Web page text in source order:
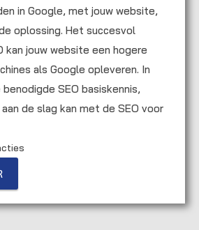
in Google, met jouw website,
oplossing. Het succesvol
kan jouw website een hogere
als Google opleveren. In
SEO basiskennis,
de slag kan met de SEO voor